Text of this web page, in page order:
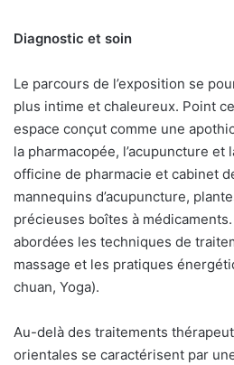
Diagnostic et soin
Le parcours de l’exposition se
plus intime et chaleureux. Point
espace conçut comme une
la pharmacopée, l’acupuncture et
officine de pharmacie et cabinet
mannequins d’acupuncture,
précieuses boîtes à
abordées les techniques de
massage et les pratiques
chuan, Yoga).
Au-delà des traitements
orientales se caractérisent par